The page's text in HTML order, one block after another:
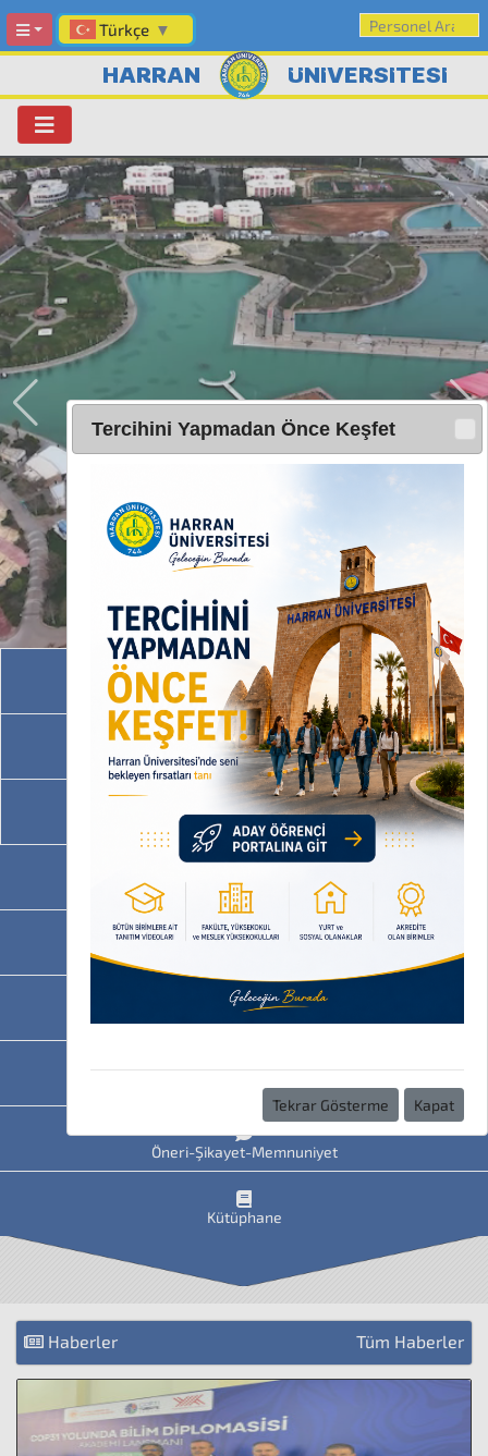
Türkçe ▼
HARRAN ÜNİVERSİTESİ
Akademik Birimler
İdari Birimler
Programlarımız
OBS
HAVİS
Uzaktan Eğitim
Öneri-Şikayet-Memnuniyet
Kütüphane
Haberler Tüm Haberler
Tercihini Yapmadan Önce Keşfet
Tekrar Gösterme Kapat